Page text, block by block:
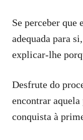
Se perceber que
adequada para
explicar-lhe
Desfrute do
encontrar
conquista à